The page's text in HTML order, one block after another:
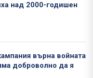
над 2000-годишен
върна войната
доброволно да я